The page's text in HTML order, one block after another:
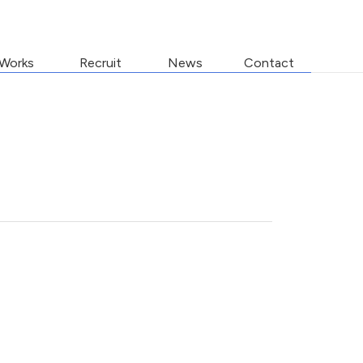
Recruit News Contact